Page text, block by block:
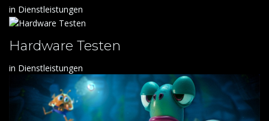
in Dienstleistungen
Hardware Testen
in Dienstleistungen